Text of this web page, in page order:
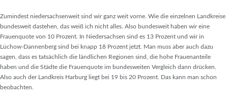
Zumindest niedersachsenweit sind wir ganz weit vorne. Wie die einzelnen Landkreise
bundesweit dastehen, das weiß ich nicht alles. Also bundesweit haben wir eine
Frauenquote von 10 Prozent. In Niedersachsen sind es 13 Prozent und wir in
Lüchow-Dannenberg sind bei knapp 18 Prozent jetzt. Man muss aber auch dazu
sagen, dass es tatsächlich die ländlichen Regionen sind, die hohe Frauenanteile
haben und die Städte die Frauenquote im bundesweiten Vergleich dann drücken.
Also auch der Landkreis Harburg liegt bei 19 bis 20 Prozent. Das kann man schon
beobachten.